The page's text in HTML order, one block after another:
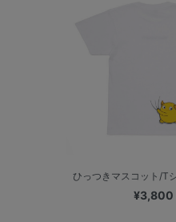
ひっつきマスコット/T
¥3,800